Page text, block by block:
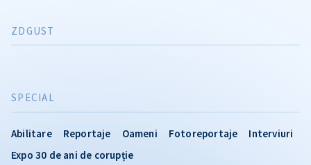
SPECIAL
Abilitare Reportaje Oameni Fotoreportaje
Interviuri
Expo 30 de ani de corupție
ZDGUST